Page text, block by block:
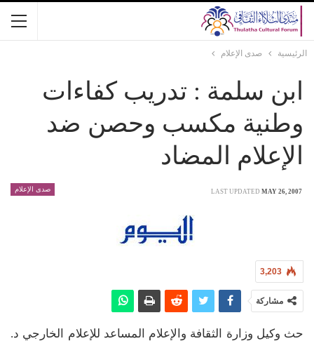
الرئيسية صدى الإعلام
ابن سلمة : تدريب كفاءات
وطنية مكسب وحصن ضد
الإعلام المضاد
صدى الإعلام LAST UPDATED MAY 26, 2007
3,203
مشاركة
حث وكيل وزارة الثقافة والإعلام المساعد للإعلام الخارجي د.